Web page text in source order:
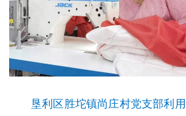
垦利区胜坨镇尚庄村党支部利